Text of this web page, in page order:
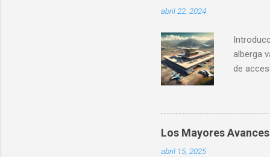
abril 22, 2024
alberga
de
Ubicado
nuevos
facilita
Los Mayores
abril 15, 2025